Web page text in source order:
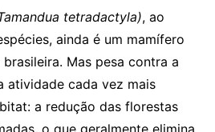
tetradactyla), ao
ainda é um mamífero
Mas pesa contra a
atividade cada vez mais
a redução das florestas
o que geralmente elimina